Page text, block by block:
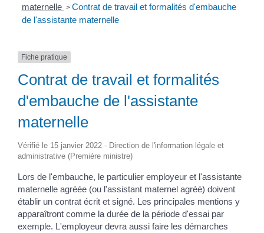
maternelle > Contrat de travail et formalités d'embauche
de l'assistante maternelle
Fiche pratique
Contrat de travail et formalités
d'embauche de l'assistante
maternelle
Vérifié le 15 janvier 2022 - Direction de l'information légale et
administrative (Première ministre)
Lors de l'embauche, le particulier employeur et l'assistante
maternelle agréée (ou l'assistant maternel agréé) doivent
établir un contrat écrit et signé. Les principales mentions y
apparaîtront comme la durée de la période d'essai par
exemple. L'employeur devra aussi faire les démarches